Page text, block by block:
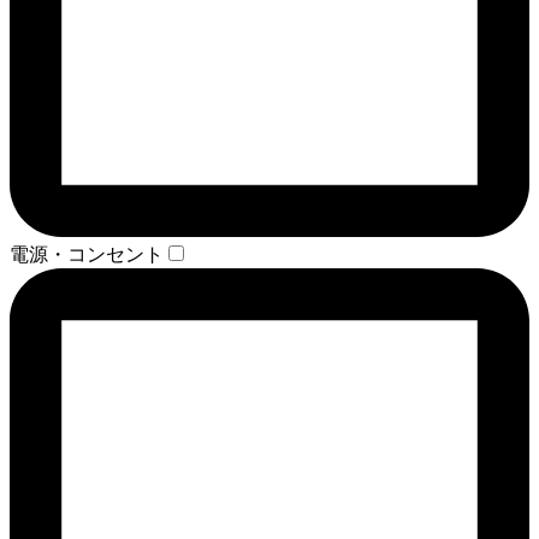
電源・コンセント